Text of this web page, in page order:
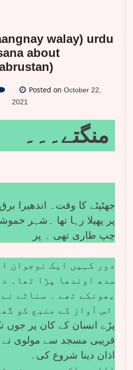
walay) urdu
about
Posted on October 22,
2021
جھٹپٹے کا وقت۔ اندھیرا
پر پھیلا رہا تھا ۔شہر
چپ طاری تھی ۔ پر
دور کہیں ایک نوجوان
سدھ اوندھا پڑا تھا۔
بھونکے تھے ۔ سناٹے
پڑے انسان کے کان پر جوں
قریبی مسجد سے مولوی نے
اذان دینا شروع کی۔